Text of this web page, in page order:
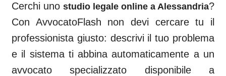
Cerchi uno studio legale online a Alessandria?
Con AvvocatoFlash non devi cercare tu il
professionista giusto: descrivi il tuo problema
e il sistema ti abbina automaticamente a un
avvocato specializzato disponibile a